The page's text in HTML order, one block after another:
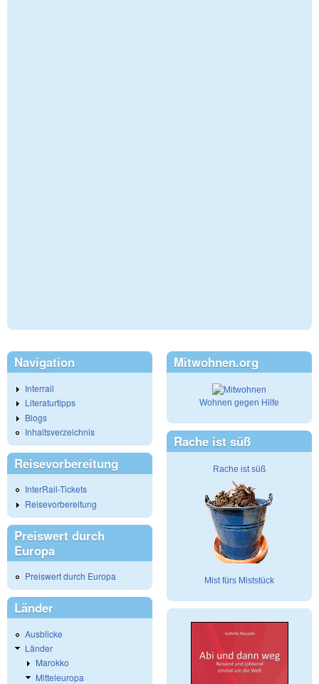
Navigation
Interrail
Literaturtipps
Blogs
Inhaltsverzeichnis
Reisevorbereitung
InterRail-Tickets
Reisevorbereitung
Preiswert durch
Europa
Preiswert durch Europa
Länder
Ausblicke
Länder
Marokko
Mitteleuropa
Mitwohnen.org
Wohnen gegen Hilfe
Rache ist süß
Rache ist süß
Mist fürs Miststück